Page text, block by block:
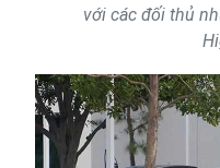
với các đối thủ